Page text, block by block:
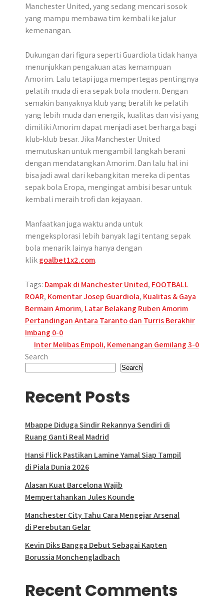
Manchester United, yang sedang mencari sosok
yang mampu membawa tim kembali ke jalur
kemenangan.
Dukungan dari figura seperti Guardiola tidak hanya
menunjukkan pengakuan atas kemampuan
Amorim. Lalu tetapi juga mempertegas pentingnya
pelatih muda di era sepak bola modern. Dengan
semakin banyaknya klub yang beralih ke pelatih
yang lebih muda dan energik, kualitas dan visi yang
dimiliki Amorim dapat menjadi aset berharga bagi
klub-klub besar. Jika Manchester United
memutuskan untuk mengambil langkah berani
dengan mendatangkan Amorim. Dan lalu hal ini
bisa jadi awal dari kebangkitan mereka di pentas
sepak bola Eropa, mengingat ambisi besar untuk
kembali meraih trofi dan kejayaan.
Manfaatkan juga waktu anda untuk
mengeksplorasi lebih banyak lagi tentang sepak
bola menarik lainya hanya dengan
klikgoalbet1x2.com.
Tags: Dampak di Manchester United, FOOTBALL
ROAR, Komentar Josep Guardiola, Kualitas & Gaya
Bermain Amorim, Latar Belakang Ruben Amorim
Post
navigation
Pertandingan Antara Taranto dan Turris Berakhir
Imbang 0-0​
Inter Melibas Empoli, Kemenangan Gemilang 3-0
Search
Search
Recent Posts
Mbappe Diduga Sindir Rekannya Sendiri di
Ruang Ganti Real Madrid
Hansi Flick Pastikan Lamine Yamal Siap Tampil
di Piala Dunia 2026
Alasan Kuat Barcelona Wajib
Mempertahankan Jules Kounde
Manchester City Tahu Cara Mengejar Arsenal
di Perebutan Gelar
Kevin Diks Bangga Debut Sebagai Kapten
Borussia Monchengladbach
Recent Comments